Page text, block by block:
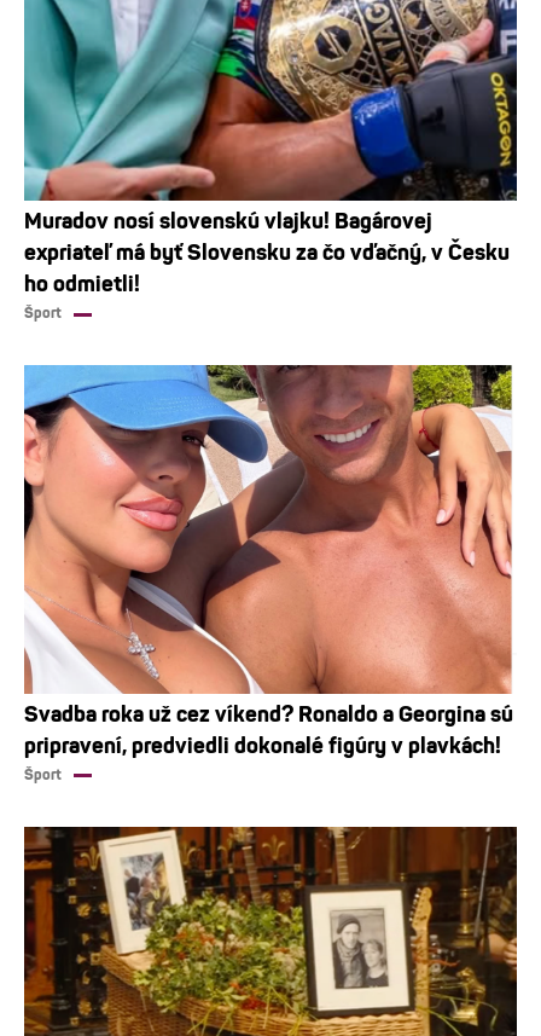
Muradov nosí slovenskú vlajku! Bagárovej
expriateľ má byť Slovensku za čo vďačný, v Česku
ho odmietli!
Šport
Svadba roka už cez víkend? Ronaldo a Georgina sú
pripravení, predviedli dokonalé figúry v plavkách!
Šport